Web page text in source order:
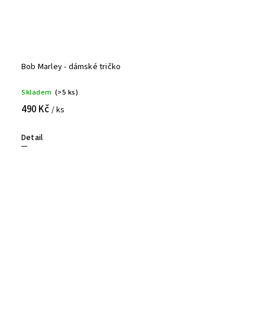
Bob Marley - dámské tričko
Skladem (>5 ks)
490 Kč / ks
Detail